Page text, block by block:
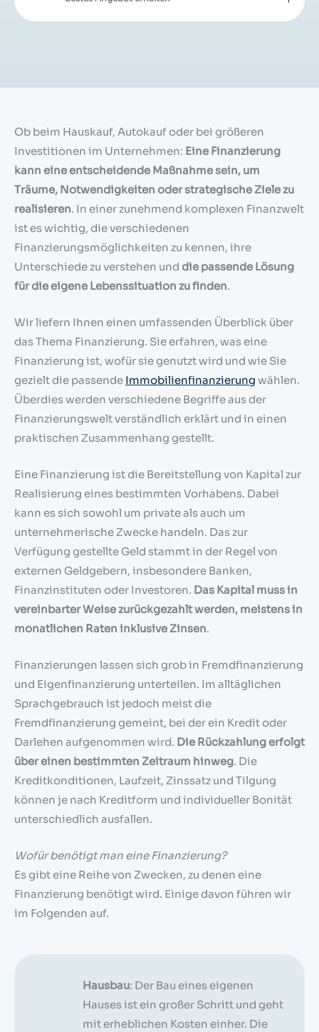
Ob beim Hauskauf, Autokauf oder bei größeren
Investitionen im Unternehmen: Eine Finanzierung
kann eine entscheidende Maßnahme sein, um
Träume, Notwendigkeiten oder strategische Ziele zu
realisieren. In einer zunehmend komplexen Finanzwelt
ist es wichtig, die verschiedenen
Finanzierungsmöglichkeiten zu kennen, ihre
Unterschiede zu verstehen und die passende Lösung
für die eigene Lebenssituation zu finden.
Wir liefern Ihnen einen umfassenden Überblick über
das Thema Finanzierung. Sie erfahren, was eine
Finanzierung ist, wofür sie genutzt wird und wie Sie
gezielt die passende Immobilienfinanzierung wählen.
Überdies werden verschiedene Begriffe aus der
Finanzierungswelt verständlich erklärt und in einen
praktischen Zusammenhang gestellt.
Eine Finanzierung ist die Bereitstellung von Kapital zur
Realisierung eines bestimmten Vorhabens. Dabei
kann es sich sowohl um private als auch um
unternehmerische Zwecke handeln. Das zur
Verfügung gestellte Geld stammt in der Regel von
externen Geldgebern, insbesondere Banken,
Finanzinstituten oder Investoren. Das Kapital muss in
vereinbarter Weise zurückgezahlt werden, meistens in
monatlichen Raten inklusive Zinsen.
Finanzierungen lassen sich grob in Fremdfinanzierung
und Eigenfinanzierung unterteilen. Im alltäglichen
Sprachgebrauch ist jedoch meist die
Fremdfinanzierung gemeint, bei der ein Kredit oder
Darlehen aufgenommen wird. Die Rückzahlung erfolgt
über einen bestimmten Zeitraum hinweg. Die
Kreditkonditionen, Laufzeit, Zinssatz und Tilgung
können je nach Kreditform und individueller Bonität
unterschiedlich ausfallen.
Wofür benötigt man eine Finanzierung?
Es gibt eine Reihe von Zwecken, zu denen eine
Finanzierung benötigt wird. Einige davon führen wir
im Folgenden auf.
Hausbau: Der Bau eines eigenen
Hauses ist ein großer Schritt und geht
mit erheblichen Kosten einher. Die